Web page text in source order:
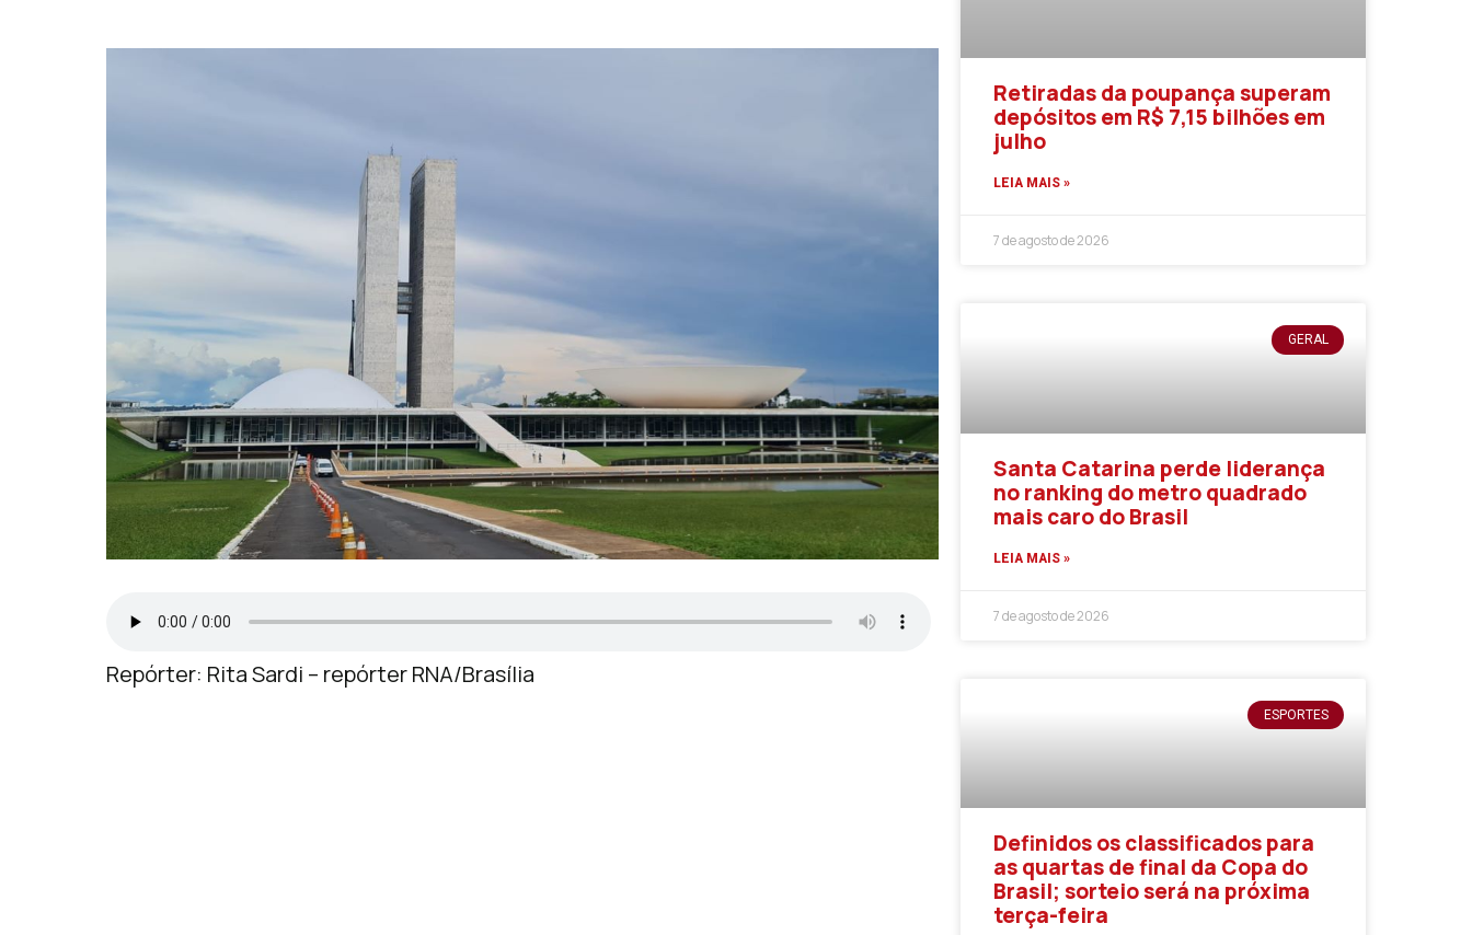
Repórter: Rita Sardi – repórter RNA/Brasília
Retiradas da poupança superam
depósitos em R$ 7,15 bilhões em
julho
LEIA MAIS »
7 de agosto de 2026
GERAL
Santa Catarina perde liderança
no ranking do metro quadrado
mais caro do Brasil
LEIA MAIS »
7 de agosto de 2026
ESPORTES
Definidos os classificados para
as quartas de final da Copa do
Brasil; sorteio será na próxima
terça-feira